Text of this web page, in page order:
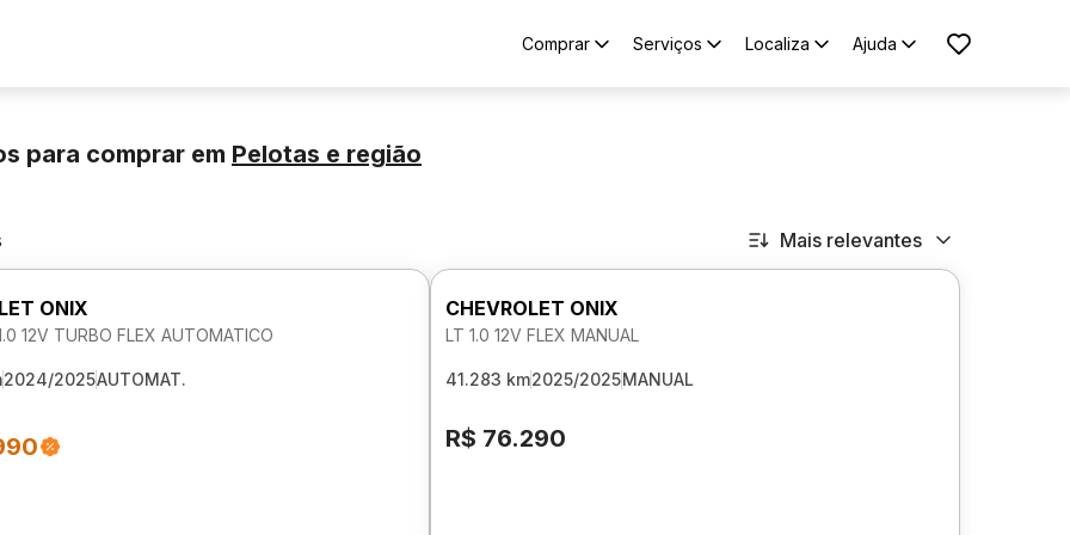
Comprar Serviços Localiza Ajuda
para comprar em Pelotas e região
Mais relevantes
ONIX
12V TURBO FLEX AUTOMATICO
2024/2025AUTOMAT.
CHEVROLET ONIX
LT 1.0 12V FLEX MANUAL
41.283 km2025/2025MANUAL
R$ 76.290